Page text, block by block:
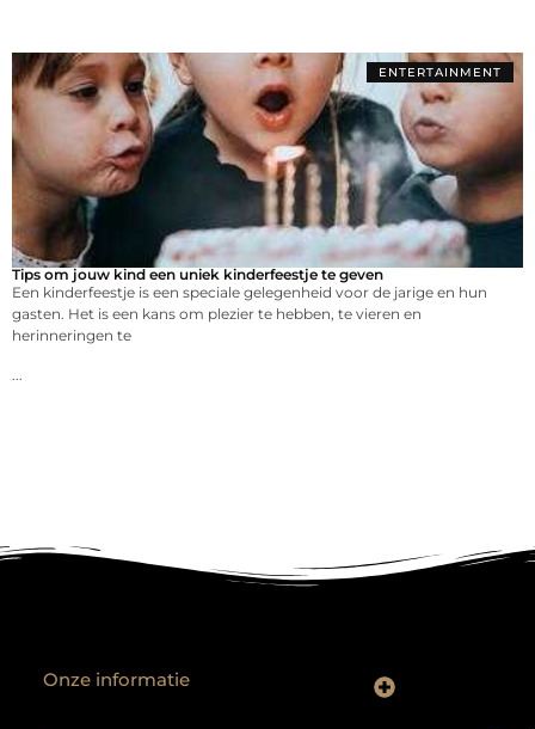
ENTERTAINMENT
Tips om jouw kind een uniek kinderfeestje te geven
Een kinderfeestje is een speciale gelegenheid voor de jarige en hun
gasten. Het is een kans om plezier te hebben, te vieren en
herinneringen te
Onze informatie